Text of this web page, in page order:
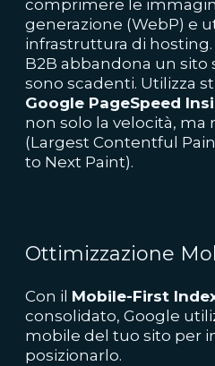
comprimere le
generazione (WebP) e
infrastruttura di
B2B abbandona un sito
sono scadenti. Utilizza
Google PageSpeed
non solo la velocità, ma
(Largest Contentful
to Next Paint).
Ottimizzazione
Con il Mobile-First
consolidato, Google
mobile del tuo sito per
posizionarlo.